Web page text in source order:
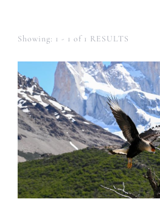
Showing: 1 - 1 of 1 RESULTS